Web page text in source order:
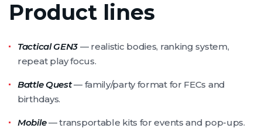
Product lines
Tactical GEN3 — realistic bodies, ranking system,
repeat play focus.
Battle Quest— family/party format for FECs and
birthdays.
Mobile— transportable kits for events and pop-ups.